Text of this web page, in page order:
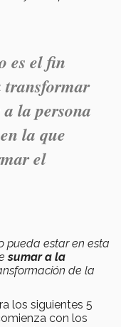
es el fin
transformar
la persona
la que
el
pueda estar en esta
sumar a la
de la
los siguientes 5
con los